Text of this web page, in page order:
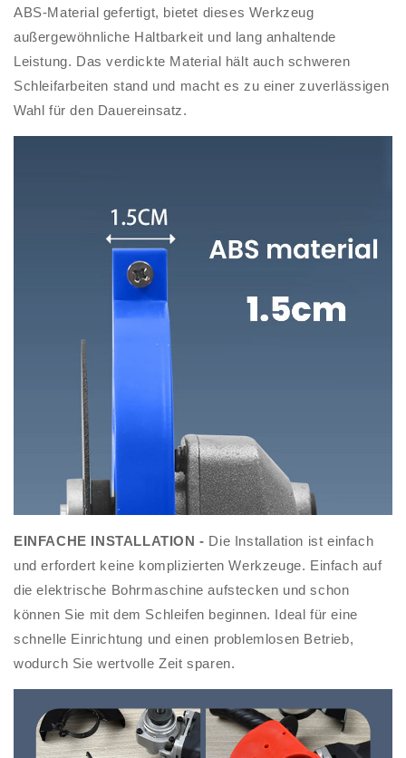
ABS-Material gefertigt, bietet dieses Werkzeug
außergewöhnliche Haltbarkeit und lang anhaltende
Leistung. Das verdickte Material hält auch schweren
Schleifarbeiten stand und macht es zu einer zuverlässigen
Wahl für den Dauereinsatz.
EINFACHE INSTALLATION - Die Installation ist einfach
und erfordert keine komplizierten Werkzeuge. Einfach auf
die elektrische Bohrmaschine aufstecken und schon
können Sie mit dem Schleifen beginnen. Ideal für eine
schnelle Einrichtung und einen problemlosen Betrieb,
wodurch Sie wertvolle Zeit sparen.